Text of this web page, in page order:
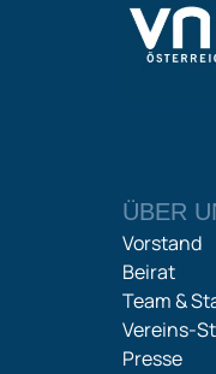
ÜBER
Vorstand
Beirat
Team &
Vereins-
Presse